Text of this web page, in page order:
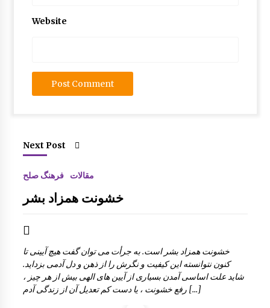
Website
Next Post
فرهنگ صلح مقالات
خشونت همزاد بشر
خشونت همزاد بشر است. به جرأت می توان گفت هیچ آیینی تا
کنون نتوانسته این کیفیت و نگرش را از ذهن و دل آدمی بزداید.
شاید علت اساسی آمدن بسیاری از آیین های الهی بیش از هر چیز ،
رفع خشونت ، یا دست کم تعدیل آن از زندگی آدم […]